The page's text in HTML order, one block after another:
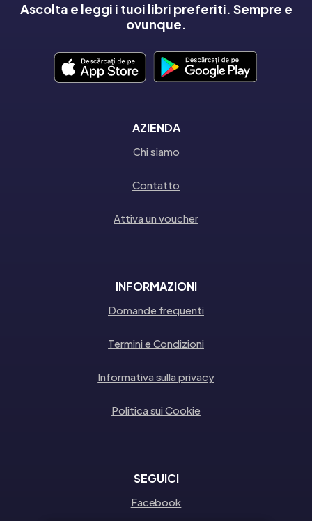
Ascolta e leggi i tuoi libri preferiti. Sempre e
ovunque.
AZIENDA
Chi siamo
Contatto
Attiva un voucher
INFORMAZIONI
Domande frequenti
Termini e Condizioni
Informativa sulla privacy
Politica sui Cookie
SEGUICI
Facebook